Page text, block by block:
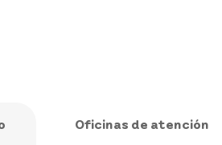
Oficinas de atención